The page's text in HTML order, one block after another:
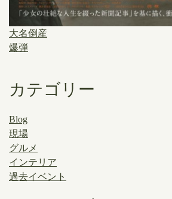
大名倒産
爆弾
カテゴリー
Blog
現場
グルメ
インテリア
過去イベント